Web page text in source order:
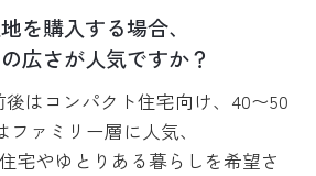
を購入する場合、
広さが人気ですか？
後はコンパクト住宅向け、40〜50
ファミリー層に人気、
宅やゆとりある暮らしを希望さ